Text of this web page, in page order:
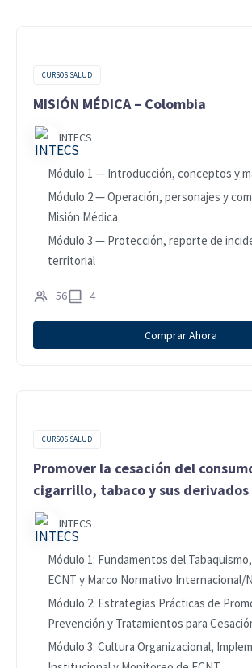
CURSOS SALUD
MISIÓN MÉDICA – Colombia
INTECS
Módulo 1 — Introducción, conceptos y
Módulo 2 — Operación, personajes y
Misión Médica
Módulo 3 — Protección, reporte de
territorial
56 4
Comprar Ahora
CURSOS SALUD
Promover la cesación del
cigarrillo, tabaco y sus derivados
prevenir enfermedades crónicas
transmisibles (ECNT)
INTECS
Módulo 1: Fundamentos del
ECNT y Marco Normativo Internacional/
Módulo 2: Estrategias Prácticas de
Prevención y Tratamientos para
Módulo 3: Cultura Organizacional,